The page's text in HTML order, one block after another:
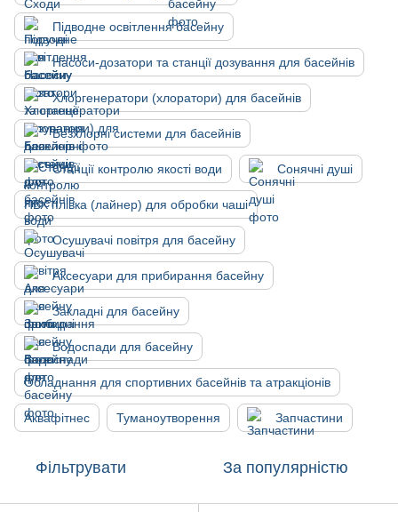
Підводне освітлення басейну
Насоси-дозатори та станції дозування для басейнів
Хлоргенератори (хлоратори) для басейнів
Безхлорні системи для басейнів
Станції контролю якості води Сонячні душі
ПВХ плівка (лайнер) для обробки чаші
Осушувачі повітря для басейну
Аксесуари для прибирання басейну
Закладні для басейну
Водоспади для басейну
Обладнання для спортивних басейнів та атракціонів
Аквафітнес Туманоутворення Запчастини
Фільтрувати За популярністю